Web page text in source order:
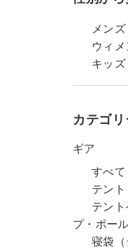
メンズ
ウィメ
キッズ
カテゴ
ギア
すべて
テン
テン
プ・ポール
寝袋